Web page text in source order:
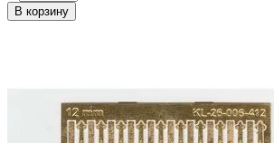
В корзину